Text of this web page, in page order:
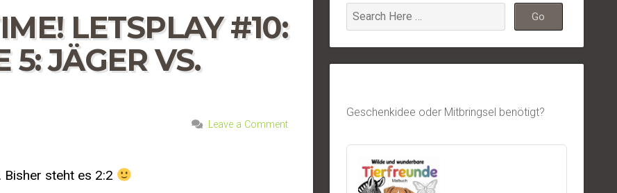
LETSPLAY #10:
5: JÄGER VS.
Leave a Comment
steht es 2:2
Geschenkidee oder Mitbringsel benötigt?